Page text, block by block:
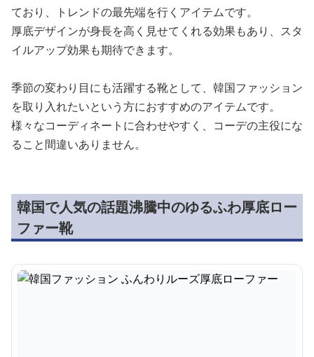
ており、トレンドの最先端を行くアイテムです。
厚底デザインが身長を高く見せてくれる効果もあり、スタ
イルアップ効果も期待できます。
季節の変わり目にも活躍する靴として、韓国ファッション
を取り入れたいという方におすすめのアイテムです。
様々なコーディネートに合わせやすく、コーデの主役にな
ること間違いありません。
韓国で人気の話題沸騰中のゆるふわ厚底ロー
ファー靴